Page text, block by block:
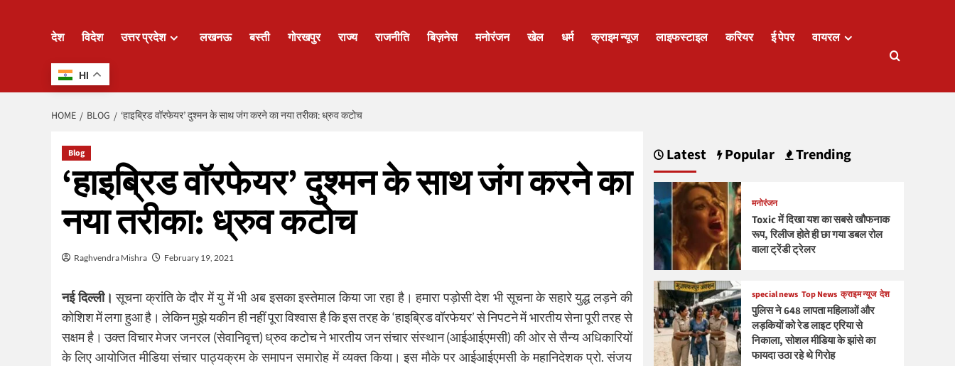
देश विदेश उत्तर प्रदेश लखनऊ बस्ती गोरखपुर राज्य राजनीति बिज़नेस मनोरंजन खेल धर्म क्राइम न्यूज लाइफस्टाइल करियर ई पेपर वायरल
HI
HOME BLOG ‘हाइब्रिड वॉरफेयर’ दुश्मन के साथ जंग करने का नया तरीका: ध्रुव कटोच
Blog
‘हाइब्रिड वॉरफेयर’ दुश्मन के साथ जंग करने का
नया तरीका: ध्रुव कटोच
Raghvendra Mishra February 19, 2021
नई दिल्ली। सूचना क्रांति के दौर में यु में भी अब इसका इस्तेमाल किया जा रहा है। हमारा पड़ोसी देश भी सूचना के सहारे युद्ध लड़ने की
कोशिश में लगा हुआ है। लेकिन मुझे यकीन ही नहीं पूरा विश्वास है कि इस तरह के ‘हाइब्रिड वॉरफेयर’ से निपटने में भारतीय सेना पूरी तरह से
सक्षम है। उक्त विचार मेजर जनरल (सेवानिवृत्त) ध्रुव कटोच ने भारतीय जन संचार संस्थान (आईआईएमसी) की ओर से सैन्य अधिकारियों
के लिए आयोजित मीडिया संचार पाठ्यक्रम के समापन समारोह में व्यक्त किया। इस मौके पर आईआईएमसी के महानिदेशक प्रो. संजय
Latest Popular Trending
मनोरंजन
Toxic में दिखा यश का सबसे खौफनाक
रूप, रिलीज होते ही छा गया डबल रोल
वाला ट्रेंडी ट्रेलर
special news Top News क्राइम न्यूज देश
पुलिस ने 648 लापता महिलाओं और
लड़कियों को रेड लाइट एरिया से
निकाला, सोशल मीडिया के झांसे का
फायदा उठा रहे थे गिरोह